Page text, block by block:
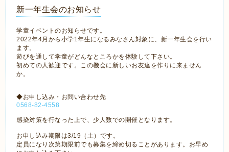
新一年生会のお知らせ
学童イベントのお知らせです。
2022年4月から小学1年生になるみなさん対象に、新一年生会を行い
ます。
遊びを通して学童がどんなところかを体験して下さい。
初めての人歓迎です。この機会に新しいお友達を作りに来ません
か。
◆お申し込み・お問い合わせ先
0568-82-4558
感染対策を行なった上で、少人数での開催となります。
お申し込み期限は3/19（土）です。
定員になり次第期限前でも募集を締め切ることがあります。お早め